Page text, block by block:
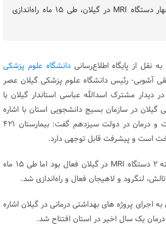
اساتید بسیجی گیلان گفت: چهار دستگاه MRI در گیلان، طی ۱۵ ماه راه‌اندازی
نقل از پایگاه اطلاع‌رسانیدانشگاه علوم پزشکی
آشوبی- رئیس دانشگاه علوم پزشکی گیلان عصر
۱۹ اردیبهشت ۱۴۰۳) در دیدار مشترک اسدالله عباسی استاندار گیلان با
گیلان در سازمان بسیج دانشجویی استان با اشاره
به توسعه زیرساخت های بهداشت و درمان در دولت سیزدهم گفت: بیمارستان ۴۲۱
است و پیشرفت قابل توجهی دارد.
وی افزود: در طول ۴۰ سال گذشته ۲ دستگاه MRI در گیلان فعال بود اما طی ۱۵ ماه
لنگرود و لاهیجان فعال و راه‌اندازی شد.
اجرای پروژه های بهداشتی درمانی در گیلان اشاره